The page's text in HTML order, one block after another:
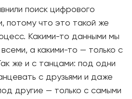
поиск цифрового
потому что это такой же
Какими-то данными мы
а какими-то — только с
же и с танцами: под одни
с друзьями и даже
другие — только с самыми